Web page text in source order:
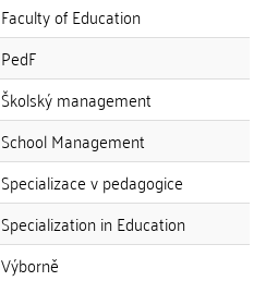
Faculty of Education
PedF
Školský management
School Management
Specializace v pedagogice
Specialization in Education
Výborně